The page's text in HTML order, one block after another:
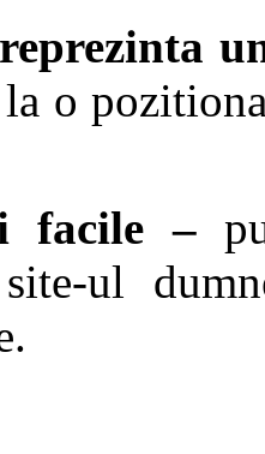
o
facile –
ul